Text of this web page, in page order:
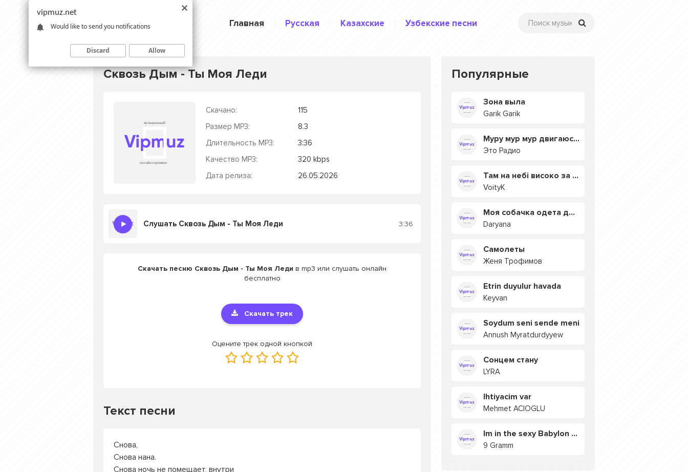
Главная Русская Казахские Узбекские песни
Сквозь Дым - Ты Моя Леди
Скачано:
115
Размер MP3:
8.3
Длительность MP3:
3:36
Качество MP3:
320 kbps
Дата релиза:
26.05.2026
Слушать Сквозь Дым - Ты Моя Леди 3:36
Скачать песню Сквозь Дым - Ты Моя Леди в mp3 или слушать онлайн
бесплатно
Скачать трек
Оцените трек одной кнопкой
Текст песни
Снова,
Снова нана.
Снова ночь не помещает, внутри
Популярные
Зона выла
Garik Garik
Муру мур мур двигаюсь на мурмулях
Это Радио
Там на небі високо за хмарами
VoityK
Моя собачка одета дороже тебя
Daryana
Самолеты
Женя Трофимов
Etrin duyulur havada
Keyvan
Soydum seni sende meni
Annush Myratdurdyyew
Сонцем стану
LYRA
Ihtiyacim var
Mehmet ACIOGLU
Im in the sexy Babylon БУЯ
9 Gramm
vipmuz.net
Would like to send you notifications
Discard Allow